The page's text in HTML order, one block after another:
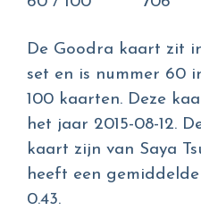
De Goodra kaart zit
set en is nummer 60
100 kaarten. Deze
het jaar 2015-08-12.
kaart zijn van Saya
heeft een
0.43.